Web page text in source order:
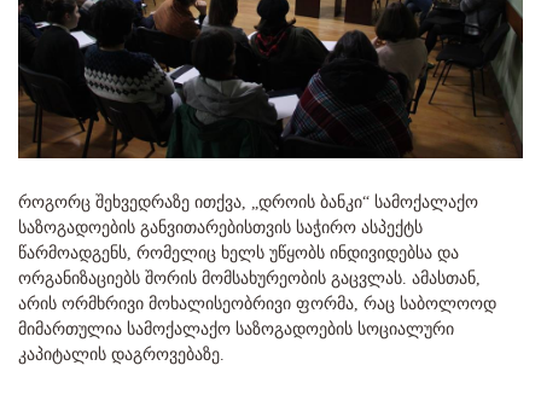
როგორც შეხვედრაზე ითქვა, „დროის ბანკი“ სამოქალაქო
საზოგადოების განვითარებისთვის საჭირო ასპექტს
წარმოადგენს, რომელიც ხელს უწყობს ინდივიდებსა და
ორგანიზაციებს შორის მომსახურეობის გაცვლას. ამასთან,
არის ორმხრივი მოხალისეობრივი ფორმა, რაც საბოლოოდ
მიმართულია სამოქალაქო საზოგადოების სოციალური
კაპიტალის დაგროვებაზე.